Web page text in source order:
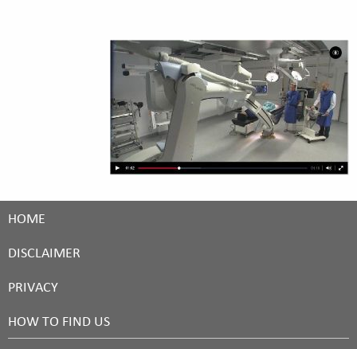
HOME
DISCLAIMER
PRIVACY
HOW TO FIND US